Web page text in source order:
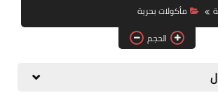
حلويات
مقبلات وسلطات
مأكولات بحرية
الحجم